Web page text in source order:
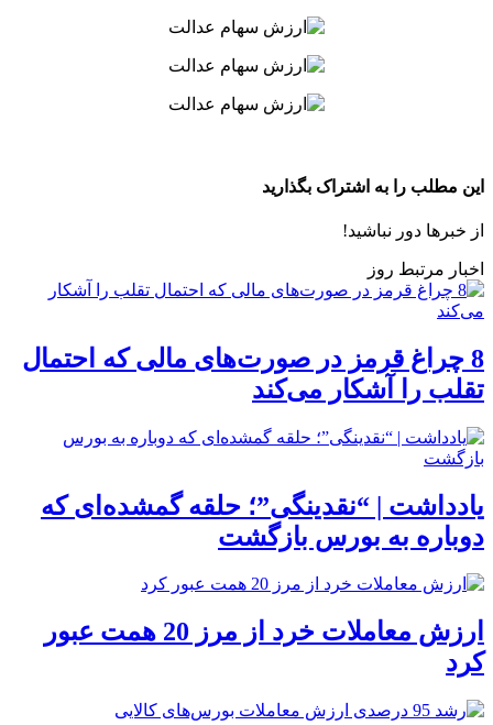
این مطلب را به اشتراک بگذارید
از خبرها دور نباشید!
اخبار مرتبط روز
8 چراغ قرمز در صورت‌های مالی که احتمال
تقلب را آشکار می‌کند
یادداشت | “نقدینگی”؛ حلقه گمشده‌ای که
دوباره به بورس بازگشت
ارزش معاملات خرد از مرز 20 همت عبور
کرد